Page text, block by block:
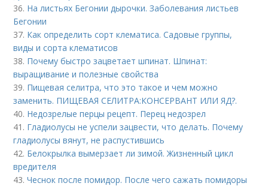
36. На листьях Бегонии дырочки. Заболевания листьев
Бегонии
37. Как определить сорт клематиса. Садовые группы,
виды и сорта клематисов
38. Почему быстро зацветает шпинат. Шпинат:
выращивание и полезные свойства
39. Пищевая селитра, что это такое и чем можно
заменить. ПИЩЕВАЯ СЕЛИТРА:КОНСЕРВАНТ ИЛИ ЯД?.
40. Недозрелые перцы рецепт. Перец недозрел
41. Гладиолусы не успели зацвести, что делать. Почему
гладиолусы вянут, не распустившись
42. Белокрылка вымерзает ли зимой. Жизненный цикл
вредителя
43.Чеснок после помидор. После чего сажать помидоры